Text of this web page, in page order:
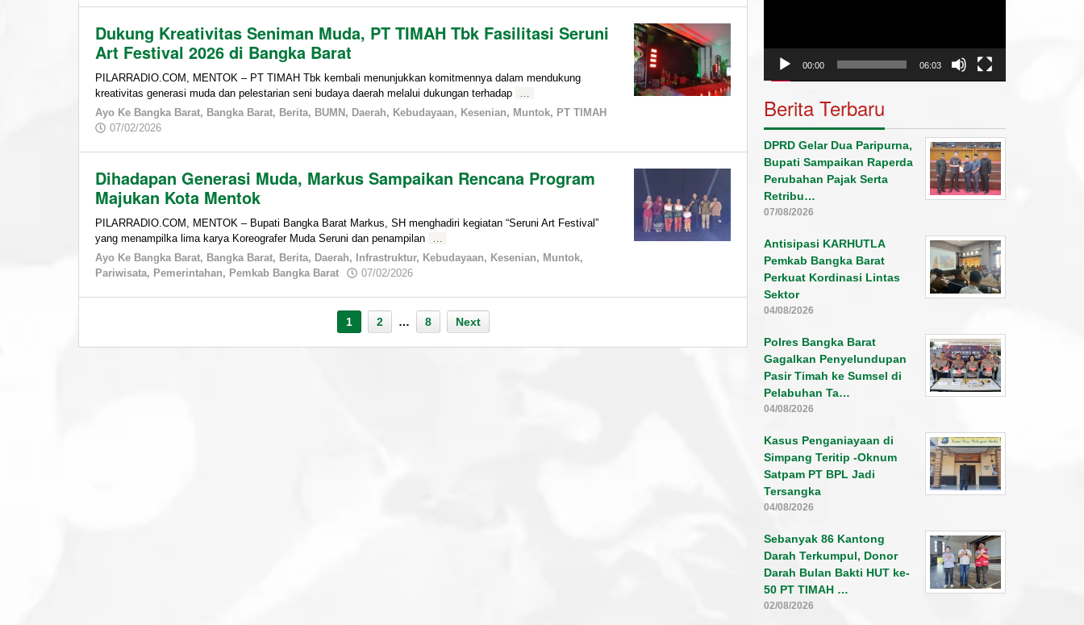
Dukung Kreativitas Seniman Muda, PT TIMAH Tbk Fasilitasi Seruni
Art Festival 2026 di Bangka Barat
PILARRADIO.COM, MENTOK – PT TIMAH Tbk kembali menunjukkan komitmennya dalam mendukung
kreativitas generasi muda dan pelestarian seni budaya daerah melalui dukungan terhadap
…
Ayo Ke Bangka Barat, Bangka Barat, Berita, BUMN , Daerah, Kebudayaan, Kesenian, Muntok, PT TIMAH
07/02/2026
Dihadapan Generasi Muda, Markus Sampaikan Rencana Program
Majukan Kota Mentok
PILARRADIO.COM, MENTOK – Bupati Bangka Barat Markus, SH menghadiri kegiatan “Seruni Art Festival”
yang menampilka lima karya Koreografer Muda Seruni dan penampilan
…
Ayo Ke Bangka Barat, Bangka Barat, Berita, Daerah, Infrastruktur, Kebudayaan, Kesenian, Muntok,
Pariwisata, Pemerintahan, Pemkab Bangka Barat 07/02/2026
1 2 … 8 Next
00:00 06:03
Berita Terbaru
DPRD Gelar Dua Paripurna,
Bupati Sampaikan Raperda
Perubahan Pajak Serta
Retribu…
07/08/2026
Antisipasi KARHUTLA
Pemkab Bangka Barat
Perkuat Kordinasi Lintas
Sektor
04/08/2026
Polres Bangka Barat
Gagalkan Penyelundupan
Pasir Timah ke Sumsel di
Pelabuhan Ta…
04/08/2026
Kasus Penganiayaan di
Simpang Teritip -Oknum
Satpam PT BPL Jadi
Tersangka
04/08/2026
Sebanyak 86 Kantong
Darah Terkumpul, Donor
Darah Bulan Bakti HUT ke-
50 PT TIMAH …
02/08/2026